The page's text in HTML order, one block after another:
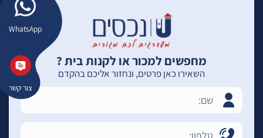
WhatsApp
צור קשר
מחפשים למכור או לקנות בית ?
השאירו כאן פרטים, ונחזור אליכם בהקדם